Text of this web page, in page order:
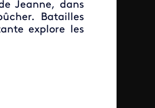
Jeanne, dans
Batailles
explore les